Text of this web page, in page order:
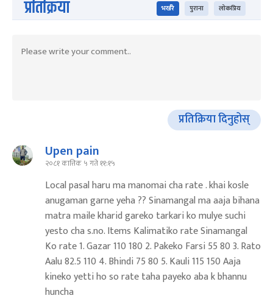
प्रतिक्रिया भर्खरै पुराना लोकप्रिय
प्रतिक्रिया दिनुहोस्
Upen pain
२०८१ कात्तिक ५ गते ११:१५
Local pasal haru ma manomai cha rate . khai kosle
anugaman garne yeha ?? Sinamangal ma aaja bihana
matra maile kharid gareko tarkari ko mulye suchi
yesto cha s.no. Items Kalimatiko rate Sinamangal
Ko rate 1. Gazar 110 180 2. Pakeko Farsi 55 80 3. Rato
Aalu 82.5 110 4. Bhindi 75 80 5. Kauli 115 150 Aaja
kineko yetti ho so rate taha payeko aba k bhannu
huncha